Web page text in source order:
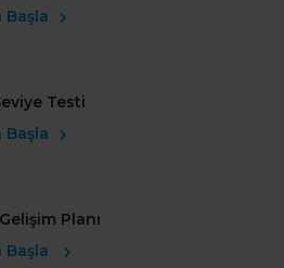
Başla
Testi
Başla
Planı
Başla